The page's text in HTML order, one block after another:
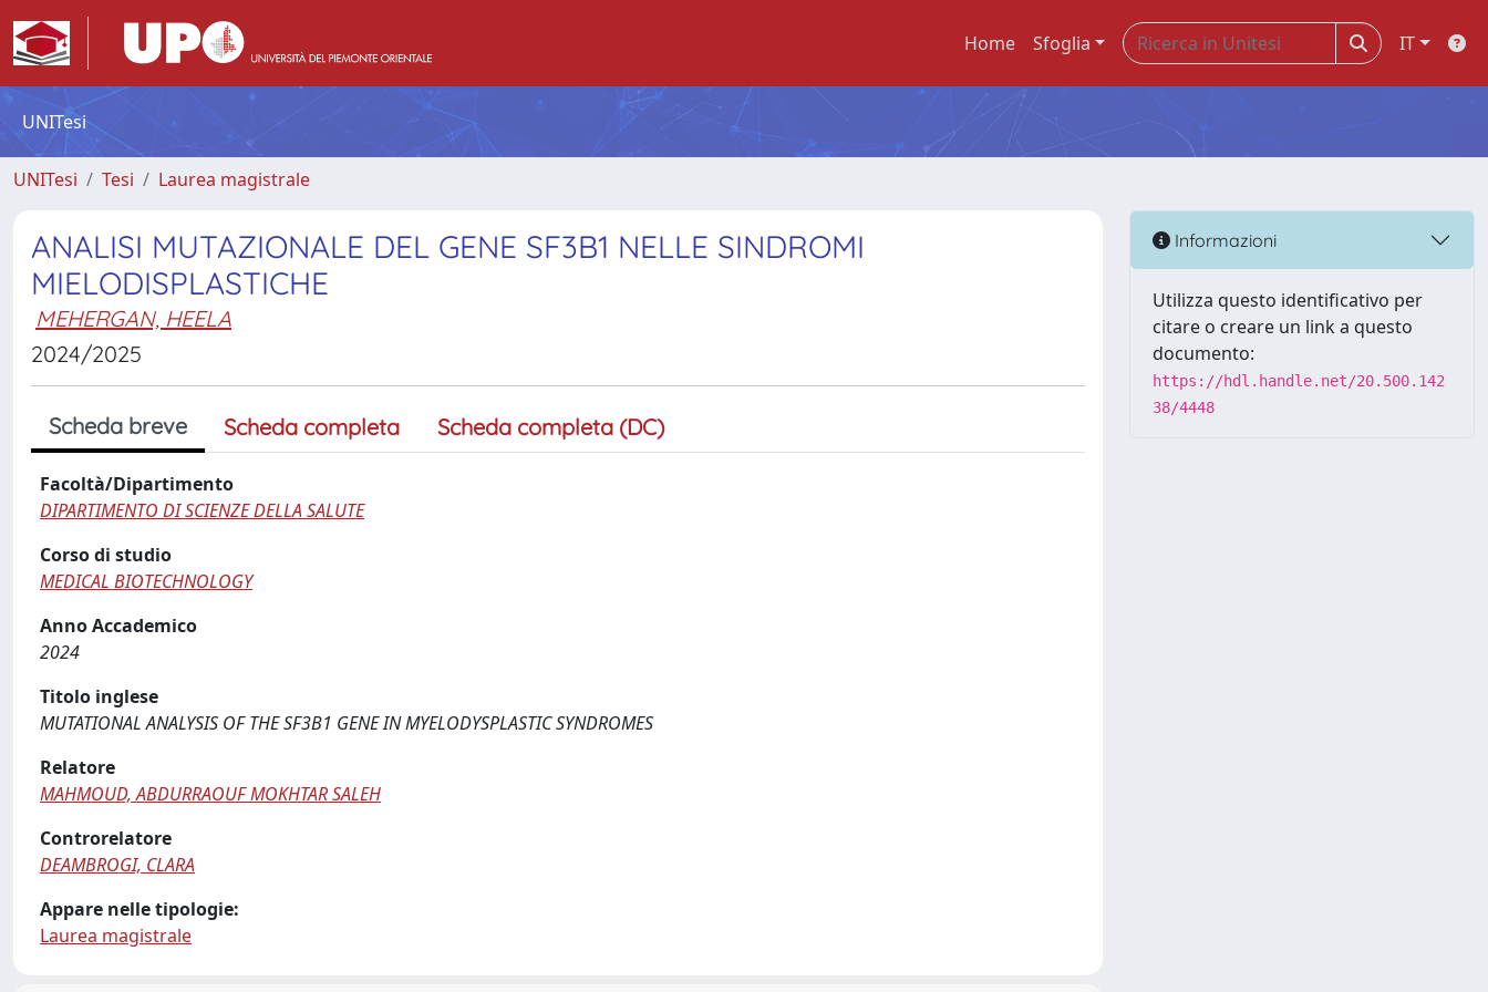
Home Sfoglia IT
UNITesi
UNITesi Tesi Laurea magistrale
ANALISI MUTAZIONALE DEL GENE SF3B1 NELLE SINDROMI
MIELODISPLASTICHE
MEHERGAN, HEELA
2024/2025
Scheda breve Scheda completa Scheda completa (DC)
Facoltà/Dipartimento
DIPARTIMENTO DI SCIENZE DELLA SALUTE
Corso di studio
MEDICAL BIOTECHNOLOGY
Anno Accademico
2024
Titolo inglese
MUTATIONAL ANALYSIS OF THE SF3B1 GENE IN MYELODYSPLASTIC SYNDROMES
Relatore
MAHMOUD, ABDURRAOUF MOKHTAR SALEH
Controrelatore
DEAMBROGI, CLARA
Appare nelle tipologie:
Laurea magistrale
Informazioni
Utilizza questo identificativo per
citare o creare un link a questo
documento:
https://hdl.handle.net/20.500.142
38/4448